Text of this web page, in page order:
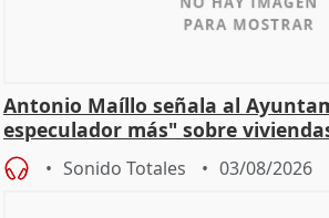
Antonio Maíllo señala al
especulador más" sobre
Becerril
Sonido Totales 03/08/2026